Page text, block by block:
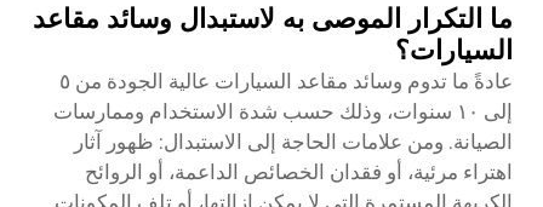
ما التكرار الموصى به لاستبدال وسائد مقاعد
السيارات؟
عادةً ما تدوم وسائد مقاعد السيارات عالية الجودة من ٥
إلى ١٠ سنوات، وذلك حسب شدة الاستخدام وممارسات
الصيانة. ومن علامات الحاجة إلى الاستبدال: ظهور آثار
اهتراء مرئية، أو فقدان الخصائص الداعمة، أو الروائح
الكريهة المستمرة التي لا يمكن إزالتها، أو تلف المكونات